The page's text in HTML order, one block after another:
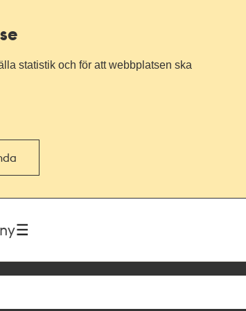
statistik och för att webbplatsen ska